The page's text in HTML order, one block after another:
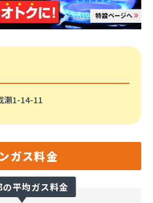
瀬1-14-11
ガス料金
の平均ガス料金